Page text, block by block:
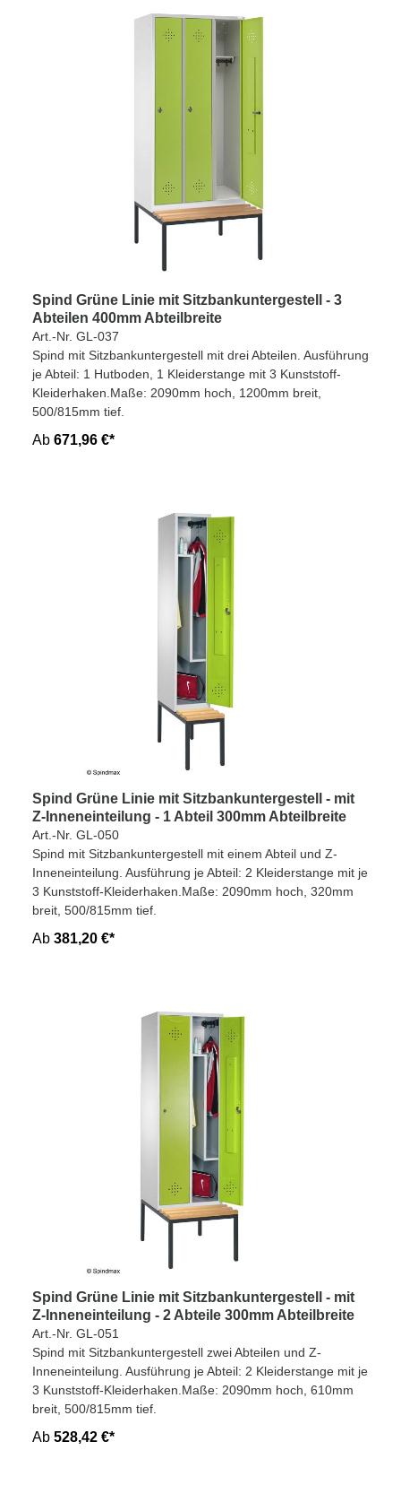
Spind Grüne Linie mit Sitzbankuntergestell - 3
Abteilen 400mm Abteilbreite
Art.-Nr. GL-037
Spind mit Sitzbankuntergestell mit drei Abteilen. Ausführung
je Abteil: 1 Hutboden, 1 Kleiderstange mit 3 Kunststoff-
Kleiderhaken.Maße: 2090mm hoch, 1200mm breit,
500/815mm tief.
Ab 671,96 €*
Spind Grüne Linie mit Sitzbankuntergestell - mit
Z-Inneneinteilung - 1 Abteil 300mm Abteilbreite
Art.-Nr. GL-050
Spind mit Sitzbankuntergestell mit einem Abteil und Z-
Inneneinteilung. Ausführung je Abteil: 2 Kleiderstange mit je
3 Kunststoff-Kleiderhaken.Maße: 2090mm hoch, 320mm
breit, 500/815mm tief.
Ab 381,20 €*
Spind Grüne Linie mit Sitzbankuntergestell - mit
Z-Inneneinteilung - 2 Abteile 300mm Abteilbreite
Art.-Nr. GL-051
Spind mit Sitzbankuntergestell zwei Abteilen und Z-
Inneneinteilung. Ausführung je Abteil: 2 Kleiderstange mit je
3 Kunststoff-Kleiderhaken.Maße: 2090mm hoch, 610mm
breit, 500/815mm tief.
Ab 528,42 €*